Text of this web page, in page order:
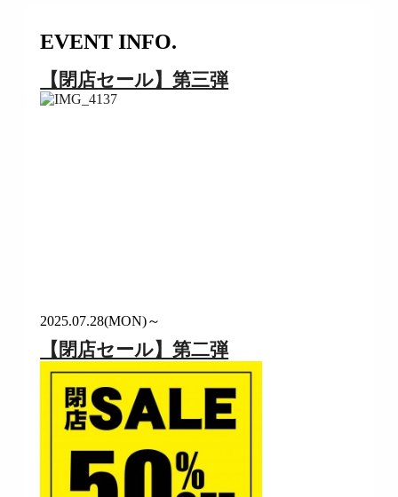
EVENT INFO.
【閉店セール】第三弾
2025.07.28(MON)～
【閉店セール】第二弾